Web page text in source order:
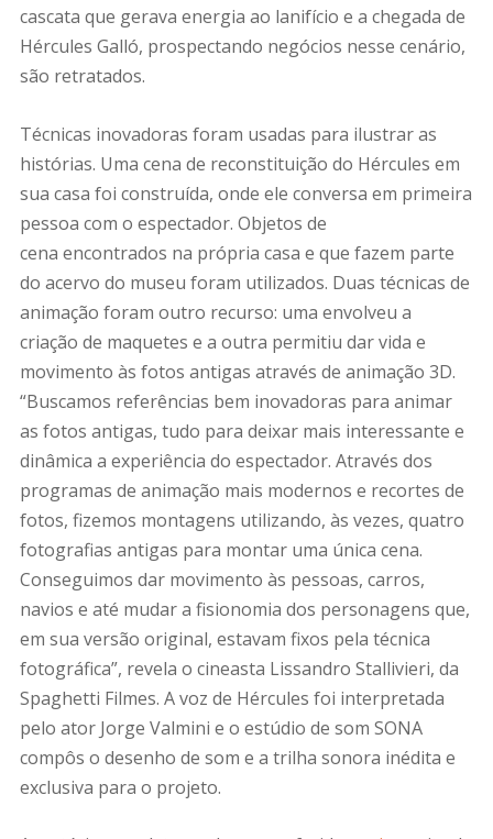
cascata que gerava energia ao lanifício e a chegada de
Hércules Galló, prospectando negócios nesse cenário,
são retratados.
Técnicas inovadoras foram usadas para ilustrar as
histórias. Uma cena de reconstituição do Hércules em
sua casa foi construída, onde ele conversa em primeira
pessoa com o espectador. Objetos de
cena encontrados na própria casa e que fazem parte
do acervo do museu foram utilizados. Duas técnicas de
animação foram outro recurso: uma envolveu a
criação de maquetes e a outra permitiu dar vida e
movimento às fotos antigas através de animação 3D.
“Buscamos referências bem inovadoras para animar
as fotos antigas, tudo para deixar mais interessante e
dinâmica a experiência do espectador. Através dos
programas de animação mais modernos e recortes de
fotos, fizemos montagens utilizando, às vezes, quatro
fotografias antigas para montar uma única cena.
Conseguimos dar movimento às pessoas, carros,
navios e até mudar a fisionomia dos personagens que,
em sua versão original, estavam fixos pela técnica
fotográfica”, revela o cineasta Lissandro Stallivieri, da
Spaghetti Filmes. A voz de Hércules foi interpretada
pelo ator Jorge Valmini e o estúdio de som SONA
compôs o desenho de som e a trilha sonora inédita e
exclusiva para o projeto.